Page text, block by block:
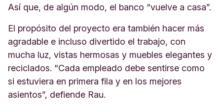
Así que, de algún modo, el banco “vuelve a casa”.
El propósito del proyecto era también hacer más
agradable e incluso divertido el trabajo, con
mucha luz, vistas hermosas y muebles elegantes y
reciclados. “Cada empleado debe sentirse como
si estuviera en primera fila y en los mejores
asientos”, defiende Rau.